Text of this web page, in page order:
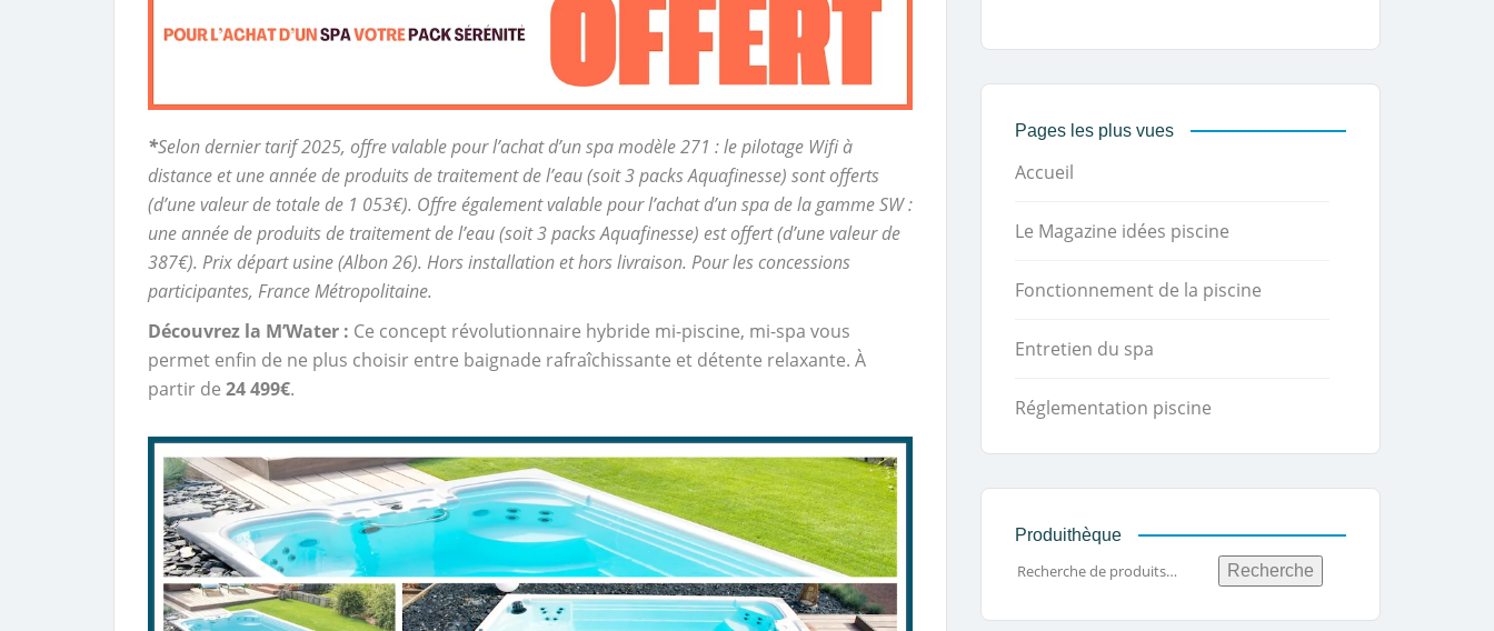
*Selon dernier tarif 2025, offre valable pour l’achat d’un spa modèle 271 : le pilotage Wifi à
distance et une année de produits de traitement de l’eau (soit 3 packs Aquafinesse) sontofferts
(d’une valeur de totale de 1 053€). Offre également valable pour l’achat d’un spa de la gamme SW :
une année de produits de traitement de l’eau (soit 3 packs Aquafinesse) est offert (d’une valeur de
387€). Prix départ usine (Albon 26). Hors installation et hors livraison. Pour les concessions
participantes, France Métropolitaine.
Découvrez la M’Water : Ce concept révolutionnaire hybride mi-piscine, mi-spa vous
permet enfin de ne plus choisir entre baignade rafraîchissante et détente relaxante. À
partir de 24 499€.
Pages les plus vues
Accueil
Le Magazine idées piscine
Fonctionnement de la piscine
Entretien du spa
Réglementation piscine
Produithèque
Recherche